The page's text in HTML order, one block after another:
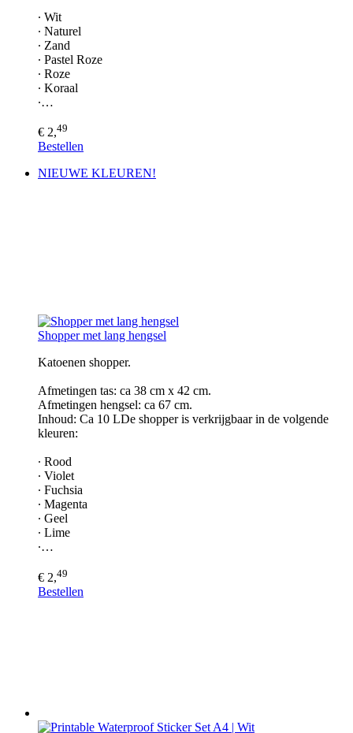
∙ Wit
∙ Naturel
∙ Zand
∙ Pastel Roze
∙ Roze
∙ Koraal
∙…
€ 2,49
Bestellen
NIEUWE KLEUREN!
Shopper met lang hengsel
Katoenen shopper.
Afmetingen tas: ca 38 cm x 42 cm.
Afmetingen hengsel: ca 67 cm.
Inhoud: Ca 10 LDe shopper is verkrijgbaar in de volgende
kleuren:
∙ Rood
∙ Violet
∙ Fuchsia
∙ Magenta
∙ Geel
∙ Lime
∙…
€ 2,49
Bestellen